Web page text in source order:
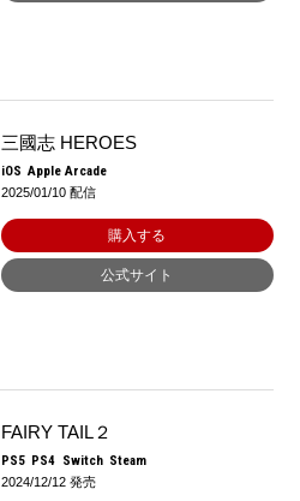
三國志 HEROES
iOS Apple Arcade
2025/01/10 配信
購入する
公式サイト
FAIRY TAIL２
PS5 PS4 Switch Steam
2024/12/12 発売